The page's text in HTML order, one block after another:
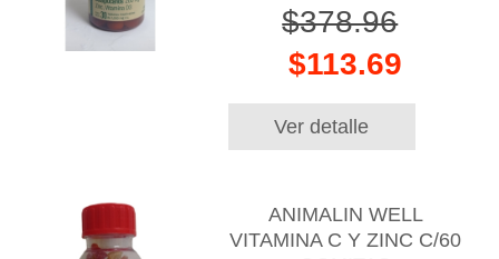
$378.96
$113.69
Ver detalle
ANIMALIN WELL
VITAMINA C Y ZINC C/60